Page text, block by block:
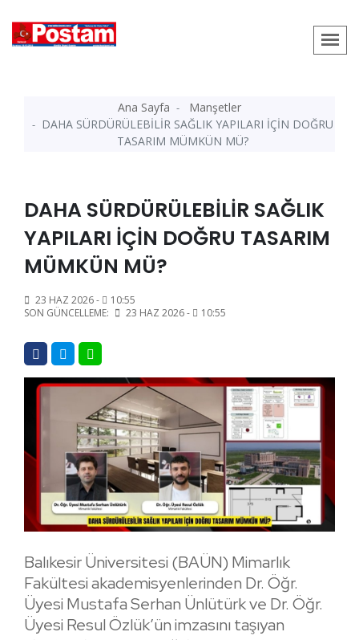
Ana Sayfa
Manşetler
DAHA SÜRDÜRÜLEBİLİR SAĞLIK YAPILARI İÇİN DOĞRU
TASARIM MÜMKÜN MÜ?
DAHA SÜRDÜRÜLEBİLİR SAĞLIK
YAPILARI İÇİN DOĞRU TASARIM
MÜMKÜN MÜ?
23 HAZ 2026 -
10:55
SON GÜNCELLEME:
23 HAZ 2026 - 10:55
Balıkesir Üniversitesi (BAÜN) Mimarlık
Fakültesi akademisyenlerinden Dr. Öğr.
Üyesi Mustafa Serhan Ünlütürk ve Dr. Öğr.
Üyesi Resul Özlük’ün imzasını taşıyan